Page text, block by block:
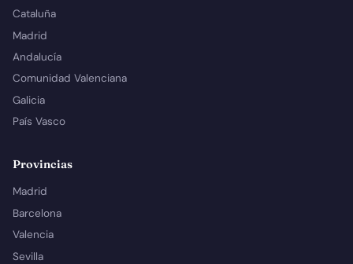
Cataluña
Madrid
Andalucía
Comunidad Valenciana
Galicia
País Vasco
Provincias
Madrid
Barcelona
Valencia
Sevilla